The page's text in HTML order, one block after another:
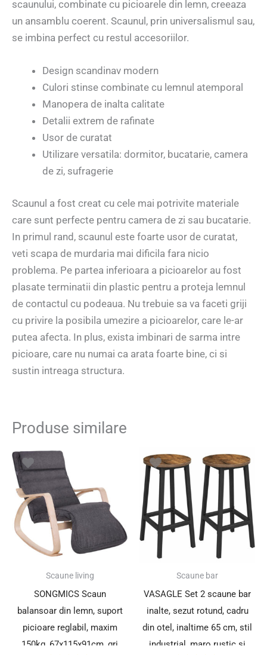
scaunului, combinate cu picioarele din lemn, creeaza
un ansamblu coerent. Scaunul, prin universalismul sau,
se imbina perfect cu restul accesoriilor.
Design scandinav modern
Culori stinse combinate cu lemnul atemporal
Manopera de inalta calitate
Detalii extrem de rafinate
Usor de curatat
Utilizare versatila: dormitor, bucatarie, camera
de zi, sufragerie
Scaunul a fost creat cu cele mai potrivite materiale
care sunt perfecte pentru camera de zi sau bucatarie.
In primul rand, scaunul este foarte usor de curatat,
veti scapa de murdaria mai dificila fara nicio
problema. Pe partea inferioara a picioarelor au fost
plasate terminatii din plastic pentru a proteja lemnul
de contactul cu podeaua. Nu trebuie sa va faceti griji
cu privire la posibila umezire a picioarelor, care le-ar
putea afecta. In plus, exista imbinari de sarma intre
picioare, care nu numai ca arata foarte bine, ci si
sustin intreaga structura.
Produse similare
Scaune living
SONGMICS Scaun
balansoar din lemn, suport
picioare reglabil, maxim
150kg, 67x115x91cm, gri
Scaune bar
VASAGLE Set 2 scaune bar
inalte, sezut rotund, cadru
din otel, inaltime 65 cm, stil
industrial, maro rustic si